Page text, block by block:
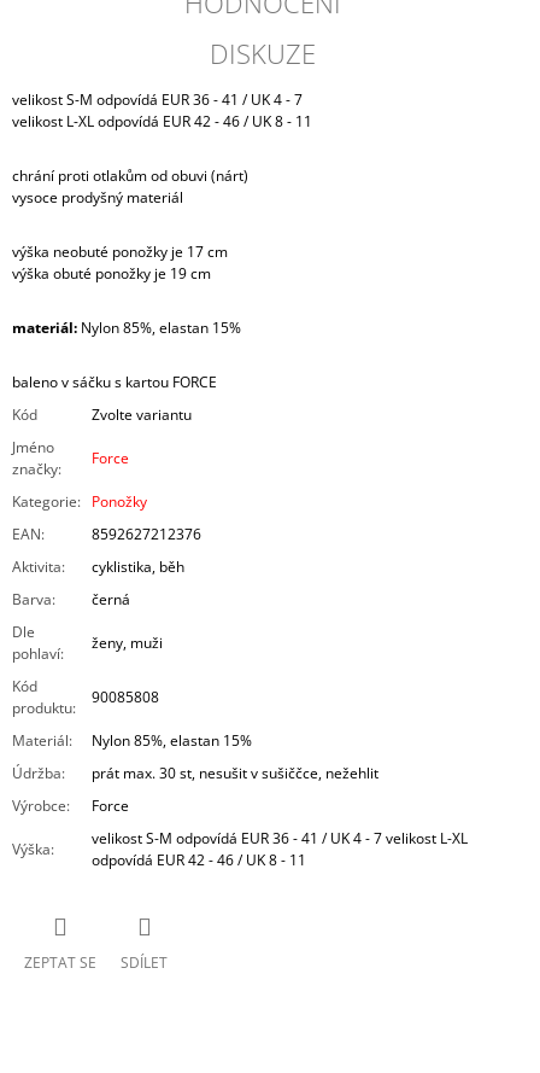
DISKUZE
velikost S-M odpovídá EUR 36 - 41 / UK 4 - 7
velikost L-XL odpovídá EUR 42 - 46 / UK 8 - 11
chrání proti otlakům od obuvi (nárt)
vysoce prodyšný materiál
výška neobuté ponožky je 17 cm
výška obuté ponožky je 19 cm
materiál: Nylon 85%, elastan 15%
baleno v sáčku s kartou FORCE
Kód
Zvolte variantu
Jméno
značky:
Force
Kategorie: Ponožky
EAN:
8592627212376
Aktivita:
cyklistika, běh
Barva:
černá
Dle
pohlaví:
ženy, muži
Kód
produktu:
90085808
Materiál:
Nylon 85%, elastan 15%
Údržba:
prát max. 30 st, nesušit v sušiččce, nežehlit
Výrobce: Force
Výška:
velikost S-M odpovídá EUR 36 - 41 / UK 4 - 7 velikost L-XL
odpovídá EUR 42 - 46 / UK 8 - 11
ZEPTAT SE SDÍLET